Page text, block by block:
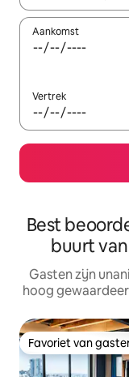
Aankomst
Vertrek
Best
buurt
Gasten zijn
hoog
Favoriet van
Favoriet van